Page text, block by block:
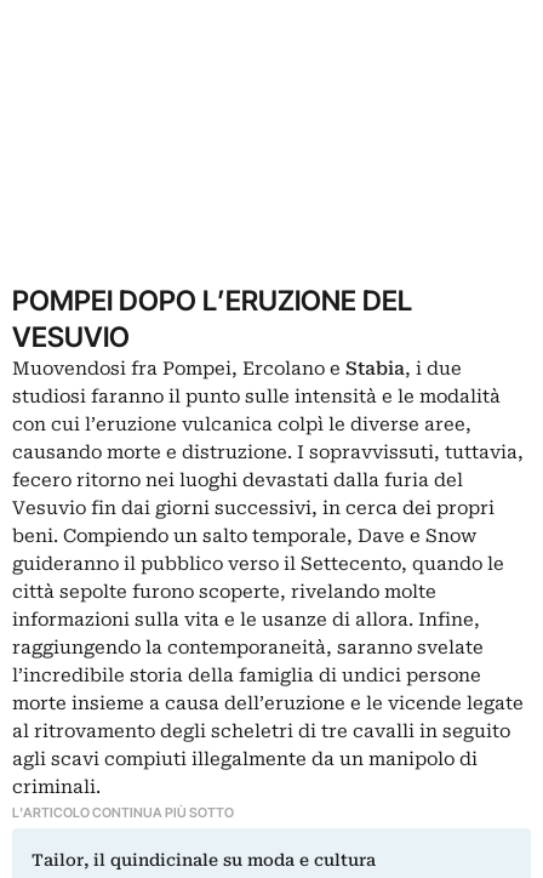
POMPEI DOPO L’ERUZIONE DEL
VESUVIO
Muovendosi fra Pompei, Ercolano e Stabia, i due
studiosi faranno il punto sulle intensità e le modalità
con cui l’eruzione vulcanica colpì le diverse aree,
causando morte e distruzione. I sopravvissuti, tuttavia,
fecero ritorno nei luoghi devastati dalla furia del
Vesuvio fin dai giorni successivi, in cerca dei propri
beni. Compiendo un salto temporale, Dave e Snow
guideranno il pubblico verso il Settecento, quando le
città sepolte furono scoperte, rivelando molte
informazioni sulla vita e le usanze di allora. Infine,
raggiungendo la contemporaneità, saranno svelate
l’incredibile storia della famiglia di undici persone
morte insieme a causa dell’eruzione e le vicende legate
al ritrovamento degli scheletri di tre cavalli in seguito
agli scavi compiuti illegalmente da un manipolo di
criminali.
L'ARTICOLO CONTINUA PIÙ SOTTO
Tailor, il quindicinale su moda e cultura